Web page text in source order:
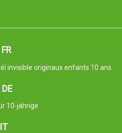
invisible originaux enfants 10 ans
10-jährige